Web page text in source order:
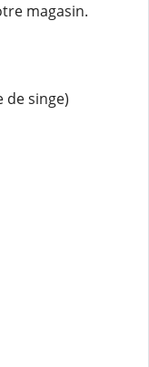
magasin.
de singe)